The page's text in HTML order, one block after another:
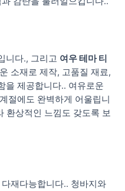
니다., 그리고 여우 테마 티
소재로 제작, 고품질 재료,
을 제공합니다.. 여유로운
절에도 완벽하게 어울립니
환상적인 느낌도 갖도록 보
재다능합니다.. 청바지와